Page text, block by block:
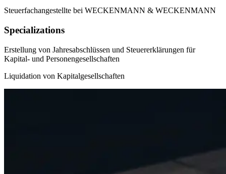
Steuerfachangestellte bei WECKENMANN & WECKENMANN
Specializations
Erstellung von Jahresabschlüssen und Steuererklärungen für
Kapital- und Personengesellschaften
Liquidation von Kapitalgesellschaften